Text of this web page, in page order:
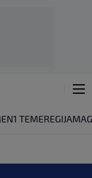
N1 TEMEREGIJA